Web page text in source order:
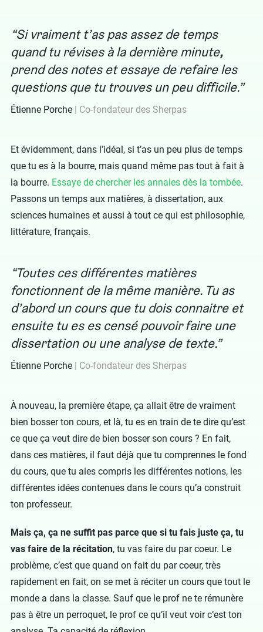
Si vraiment t’as pas assez de temps
quand tu révises à la dernière minute,
prend des notes et essaye de refaire les
questions que tu trouves un peu difficile.
Étienne Porche Co-fondateur des Sherpas
Et évidemment, dans l’idéal, si t’as un peu plus de temps
que tu es à la bourre, mais quand même pas tout à fait à
la bourre. Essaye de chercher les annales dès la tombée.
Passons un temps aux matières, à dissertation, aux
sciences humaines et aussi à tout ce qui est philosophie,
littérature, français.
Toutes ces différentes matières
fonctionnent de la même manière. Tu as
d’abord un cours que tu dois connaitre et
ensuite tu es es censé pouvoirfaire une
dissertationou une analyse de texte.
Étienne Porche Co-fondateur des Sherpas
À nouveau, la première étape, ça allait être de vraiment
bien bosser ton cours, et là, tu es en train de te dire qu’est
ce que ça veut dire de bien bosser son cours ? En fait,
dans ces matières, il faut déjà que tu comprennes le fond
du cours, que tu aies compris les différentes notions, les
différentes idées contenues dans le cours qu’a construit
ton professeur.
Mais ça, ça ne suffit pas parce que si tu fais juste ça, tu
vas faire de la récitation, tu vas faire du par coeur. Le
problème, c’est que quand on fait du par coeur, très
rapidement en fait, on se met à réciter un cours que tout le
monde a dans la classe. Sauf que le prof ne te rémunère
pas à être un perroquet, le prof ce qu’il veut voir c’est ton